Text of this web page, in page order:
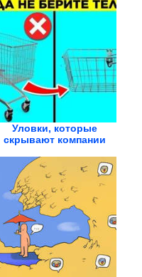
Уловки, которые
скрывают компании